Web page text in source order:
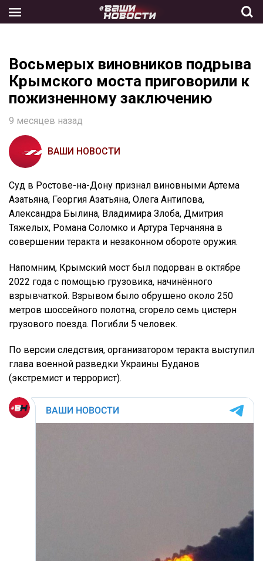
the
Восьмерых виновников подрыва
Крымского моста приговорили к
пожизненному заключению
9 месяцев назад
ВАШИ НОВОСТИ
Суд в Ростове-на-Дону признал виновными Артема
Азатьяна, Георгия Азатьяна, Олега Антипова,
Александра Былина, Владимира Злоба, Дмитрия
Тяжелых, Романа Соломко и Артура Терчаняна в
совершении теракта и незаконном обороте оружия.
Напомним, Крымский мост был подорван в октябре
2022 года с помощью грузовика, начинённого
взрывчаткой. Взрывом было обрушено около 250
метров шоссейного полотна, сгорело семь цистерн
грузового поезда. Погибли 5 человек.
По версии следствия, организатором теракта выступил
глава военной разведки Украины Буданов
(экстремист и террорист).